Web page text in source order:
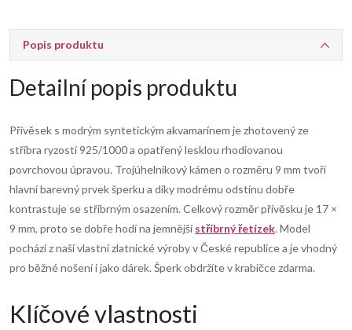
Popis produktu
Detailní popis produktu
Přívěsek s modrým syntetickým akvamarínem je zhotovený ze
stříbra ryzosti 925/1000 a opatřený lesklou rhodiovanou
povrchovou úpravou. Trojúhelníkový kámen o rozměru 9 mm tvoří
hlavní barevný prvek šperku a díky modrému odstínu dobře
kontrastuje se stříbrným osazením. Celkový rozměr přívěsku je 17 ×
9 mm, proto se dobře hodí na jemnější stříbrný řetízek. Model
pochází z naší vlastní zlatnické výroby v České republice a je vhodný
pro běžné nošení i jako dárek. Šperk obdržíte v krabičce zdarma.
Klíčové vlastnosti